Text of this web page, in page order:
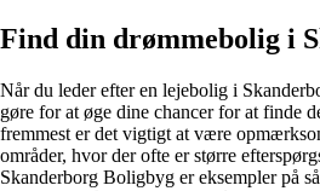
Find din drømmebolig i
Når du leder efter en lejebolig i
gøre for at øge dine chancer for at finde
fremmest er det vigtigt at være
områder, hvor der ofte er større
Skanderborg Boligbyg er eksempler på